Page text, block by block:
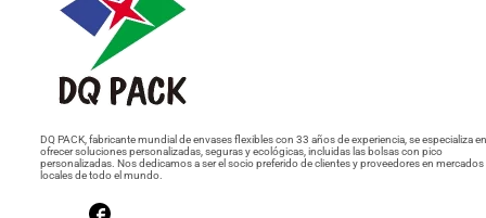
DQ PACK, fabricante mundial de envases flexibles con 33 años de experiencia, se especializa en
ofrecer soluciones personalizadas, seguras y ecológicas, incluidas las bolsas con pico
personalizadas. Nos dedicamos a ser el socio preferido de clientes y proveedores en mercados
locales de todo el mundo.